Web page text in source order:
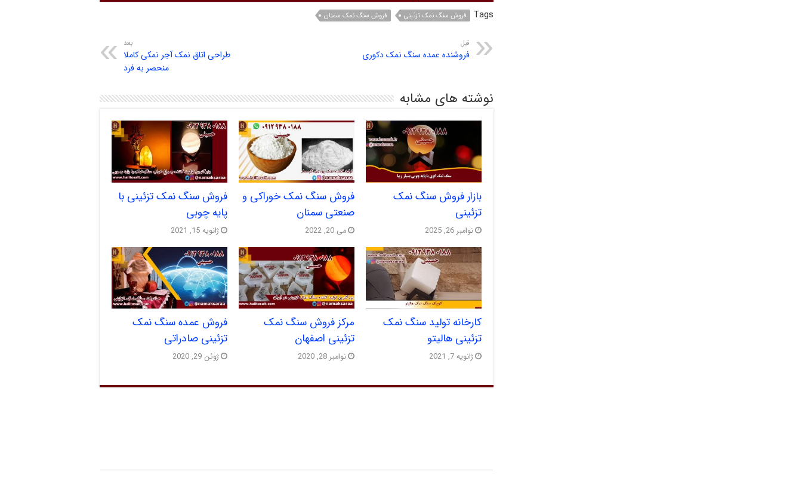
Tags
فروش سنگ نمک تزئینی فروش سنگ نمک سمنان
قبل
فروشنده عمده سنگ نمک دکوری
بعد
طراحی اتاق نمک آجر نمکی کاملا
منحصر به فرد
نوشته های مشابه
بازار فروش سنگ نمک
تزئینی
نوامبر 26, 2025
فروش سنگ نمک خوراکی و
صنعتی سمنان
می 20, 2022
فروش سنگ نمک تزئینی با
پایه چوبی
ژانویه 15, 2021
کارخانه تولید سنگ نمک
تزئینی هالیتو
ژانویه 7, 2021
مرکز فروش سنگ نمک
تزئینی اصفهان
نوامبر 28, 2020
فروش عمده سنگ نمک
تزئینی صادراتی
ژوئن 29, 2020